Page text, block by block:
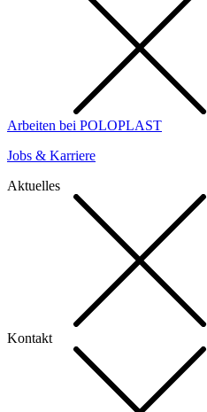
Arbeiten bei POLOPLAST
Jobs & Karriere
Aktuelles
Kontakt